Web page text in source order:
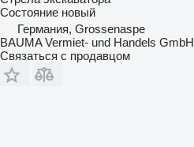
Состояние новый
Германия, Grossenaspe
BAUMA Vermiet- und Handels GmbH
Связаться с продавцом